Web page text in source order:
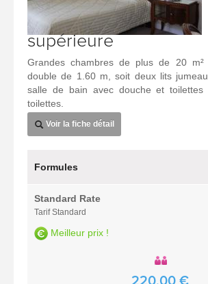
supérieure
Grandes chambres de plus de 20
double de 1.60 m, soit deux lits
salle de bain avec douche et
toilettes.
Voir la fiche détail
Formules
Standard Rate
Tarif Standard
Meilleur prix !